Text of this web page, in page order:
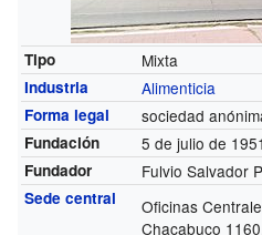
Tipo Mixta
Industria Alimenticia
Forma legal sociedad
Fundación 5 de julio de 1951
Fundador Fulvio Salvador
Sede central
Oficinas
Chacabuco